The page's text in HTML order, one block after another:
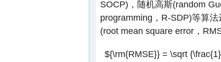
SOCP)，随机高斯(random
programming，R-SDP)等算
(root mean square error，
${\rm{RMSE}} = \sqrt